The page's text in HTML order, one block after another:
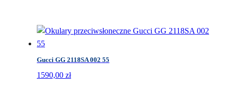
Gucci GG 2118SA 002 55
1590,00 zł